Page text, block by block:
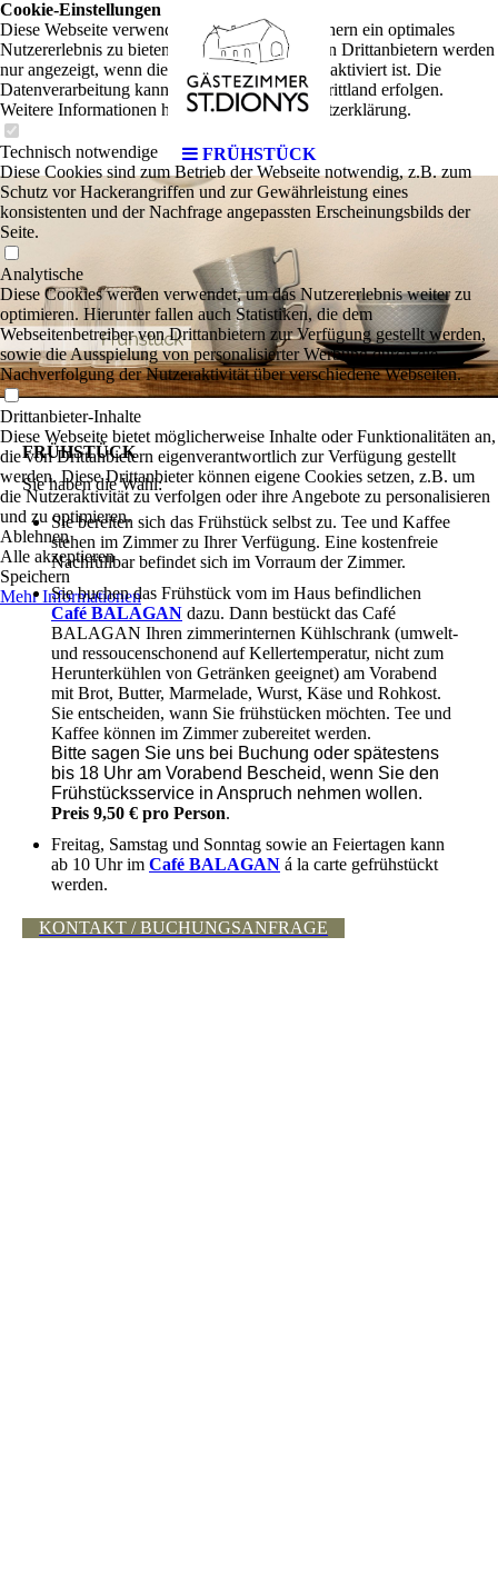
FRÜHSTÜCK
-
FRÜHSTÜCK
Sie haben die Wahl:
Sie bereiten sich das Frühstück selbst zu. Tee und Kaffee
stehen im Zimmer zu Ihrer Verfügung. Eine kostenfreie
Nachfüllbar befindet sich im Vorraum der Zimmer.
Sie buchen das Frühstück vom im Haus befindlichen
Café BALAGAN dazu. Dann bestückt das Café
BALAGAN Ihren zimmerinternen Kühlschrank (umwelt-
und ressoucenschonend auf Kellertemperatur, nicht zum
Herunterkühlen von Getränken geeignet) am Vorabend
mit Brot, Butter, Marmelade, Wurst, Käse und Rohkost.
Sie entscheiden, wann Sie frühstücken möchten. Tee und
Kaffee können im Zimmer zubereitet werden.
Bitte sagen Sie uns bei Buchung oder spätestens
bis 18 Uhr am Vorabend Bescheid, wenn Sie den
Frühstücksservice in Anspruch nehmen wollen.
Preis 9,50 € pro Person.
Freitag, Samstag und Sonntag sowie an Feiertagen kann
ab 10 Uhr im Café BALAGAN á la carte gefrühstückt
werden.
KONTAKT / BUCHUNGSANFRAGE
Cookie-Einstellungen
Diese Webseite verwendet Cookies, um Besuchern ein optimales
Nutzererlebnis zu bieten. Bestimmte Inhalte von Drittanbietern werden
nur angezeigt, wenn die entsprechende Option aktiviert ist. Die
Datenverarbeitung kann dann auch in einem Drittland erfolgen.
Weitere Informationen hierzu in der Datenschutzerklärung.
Technisch notwendige
Diese Cookies sind zum Betrieb der Webseite notwendig, z.B. zum
Schutz vor Hackerangriffen und zur Gewährleistung eines
konsistenten und der Nachfrage angepassten Erscheinungsbilds der
Seite.
Analytische
Diese Cookies werden verwendet, um das Nutzererlebnis weiter zu
optimieren. Hierunter fallen auch Statistiken, die dem
Webseitenbetreiber von Drittanbietern zur Verfügung gestellt werden,
sowie die Ausspielung von personalisierter Werbung durch die
Nachverfolgung der Nutzeraktivität über verschiedene Webseiten.
Drittanbieter-Inhalte
Diese Webseite bietet möglicherweise Inhalte oder Funktionalitäten an,
die von Drittanbietern eigenverantwortlich zur Verfügung gestellt
werden. Diese Drittanbieter können eigene Cookies setzen, z.B. um
die Nutzeraktivität zu verfolgen oder ihre Angebote zu personalisieren
und zu optimieren.
Ablehnen
Alle akzeptieren
Speichern
Mehr Informationen